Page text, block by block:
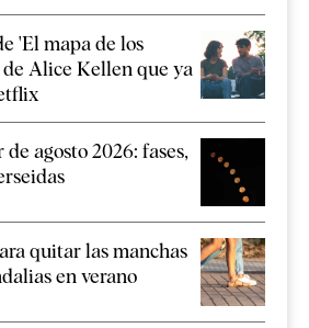
'El mapa de los
de Alice Kellen que ya
agosto 2026: fases,
quitar las manchas
en verano